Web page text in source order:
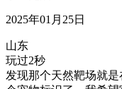
2025年01月25日
山东
玩过2秒
发现那个天然靶场就